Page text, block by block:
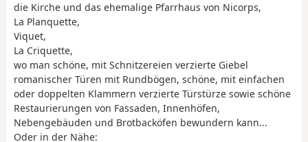
die Kirche und das ehemalige Pfarrhaus von Nicorps,
La Planquette,
Viquet,
La Criquette,
wo man schöne, mit Schnitzereien verzierte Giebel
romanischer Türen mit Rundbögen, schöne, mit einfachen
oder doppelten Klammern verzierte Türstürze sowie schöne
Restaurierungen von Fassaden, Innenhöfen,
Nebengebäuden und Brotbacköfen bewundern kann...
Oder in der Nähe: